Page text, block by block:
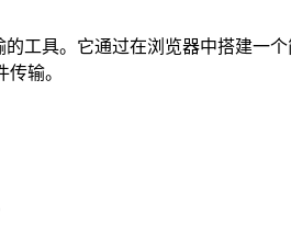
工具。它通过在浏览器中搭建一
输。